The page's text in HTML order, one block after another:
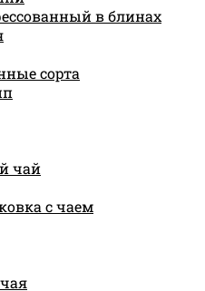
в блинах
сорта
чай
с чаем